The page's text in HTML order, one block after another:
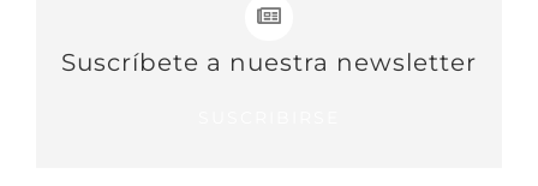
Suscríbete a nuestra newsletter